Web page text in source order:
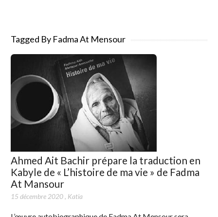
Tagged By Fadma At Mensour
Ahmed Ait Bachir prépare la traduction en
Kabyle de « L’histoire de ma vie » de Fadma
At Mansour
15 décembre 2020, Katia